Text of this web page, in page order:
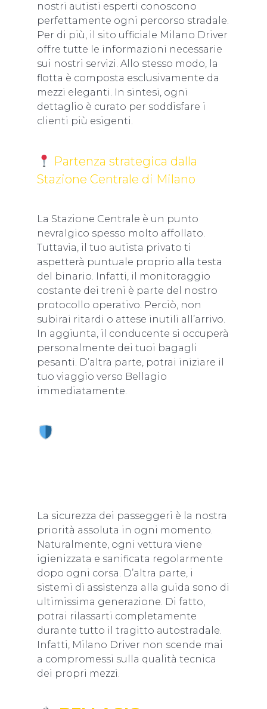
nostri autisti esperti conoscono
perfettamente ogni percorso stradale.
Per di più, il sito ufficiale Milano Driver
offre tutte le informazioni necessarie
sui nostri servizi. Allo stesso modo, la
flotta è composta esclusivamente da
mezzi eleganti. In sintesi, ogni
dettaglio è curato per soddisfare i
clienti più esigenti.
Partenza strategica dalla
Stazione Centrale di Milano
La Stazione Centrale è un punto
nevralgico spesso molto affollato.
Tuttavia, il tuo autista privato ti
aspetterà puntuale proprio alla testa
del binario. Infatti, il monitoraggio
costante dei treni è parte del nostro
protocollo operativo. Perciò, non
subirai ritardi o attese inutili all’arrivo.
In aggiunta, il conducente si occuperà
personalmente dei tuoi bagagli
pesanti. D’altra parte, potrai iniziare il
tuo viaggio verso Bellagio
immediatamente.
La sicurezza dei passeggeri è la nostra
priorità assoluta in ogni momento.
Naturalmente, ogni vettura viene
igienizzata e sanificata regolarmente
dopo ogni corsa. D’altra parte, i
sistemi di assistenza alla guida sono di
ultimissima generazione. Di fatto,
potrai rilassarti completamente
durante tutto il tragitto autostradale.
Infatti, Milano Driver non scende mai
a compromessi sulla qualità tecnica
dei propri mezzi.